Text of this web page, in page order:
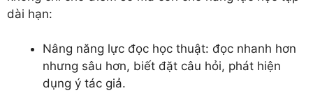
dài hạn:
Nâng năng lực đọc học thuật: đọc nhanh hơn
nhưng sâu hơn, biết đặt câu hỏi, phát hiện
dụng ý tác giả.